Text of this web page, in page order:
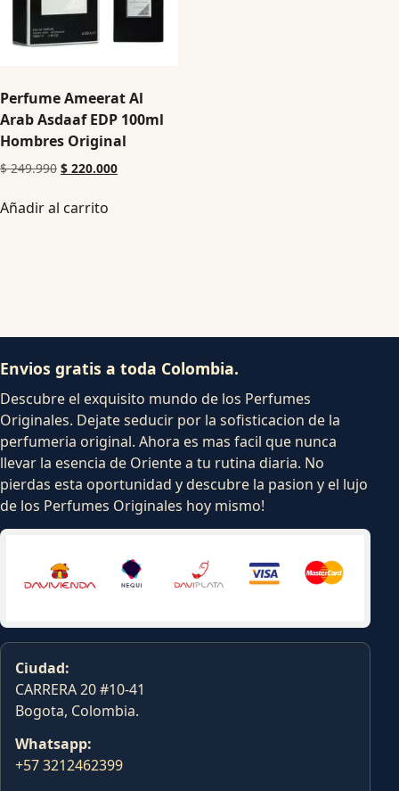
Perfume Ameerat Al
Arab Asdaaf EDP 100ml
Hombres Original
$249.990 $ 220.000
Añadir al carrito
Envios gratis a toda Colombia.
Descubre el exquisito mundo de los Perfumes
Originales. Dejate seducir por la sofisticacion de la
perfumeria original. Ahora es mas facil que nunca
llevar la esencia de Oriente a tu rutina diaria. No
pierdas esta oportunidad y descubre la pasion y el lujo
de los Perfumes Originales hoy mismo!
Ciudad:
CARRERA 20 #10-41
Bogota, Colombia.
Whatsapp:
+57 3212462399